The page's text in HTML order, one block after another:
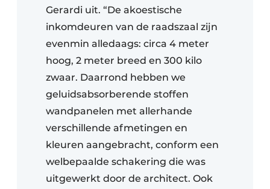
Gerardi uit. “De akoestische
inkomdeuren van de raadszaal zijn
evenmin alledaags: circa 4 meter
hoog, 2 meter breed en 300 kilo
zwaar. Daarrond hebben we
geluidsabsorberende stoffen
wandpanelen met allerhande
verschillende afmetingen en
kleuren aangebracht, conform een
welbepaalde schakering die was
uitgewerkt door de architect. Ook